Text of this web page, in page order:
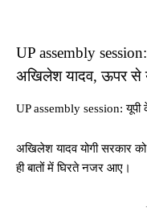
UP assembly
अखिलेश यादव, ऊपर से
UP assembly session: यूपी
अखिलेश यादव योगी सरकार
ही बातों में घिरते नजर आए।